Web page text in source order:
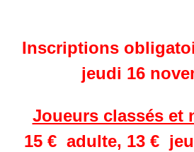
Inscriptions
jeudi 16
Joueurs classés et
15 € adulte, 13 €